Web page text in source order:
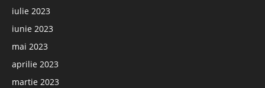
iulie 2023
iunie 2023
mai 2023
aprilie 2023
martie 2023